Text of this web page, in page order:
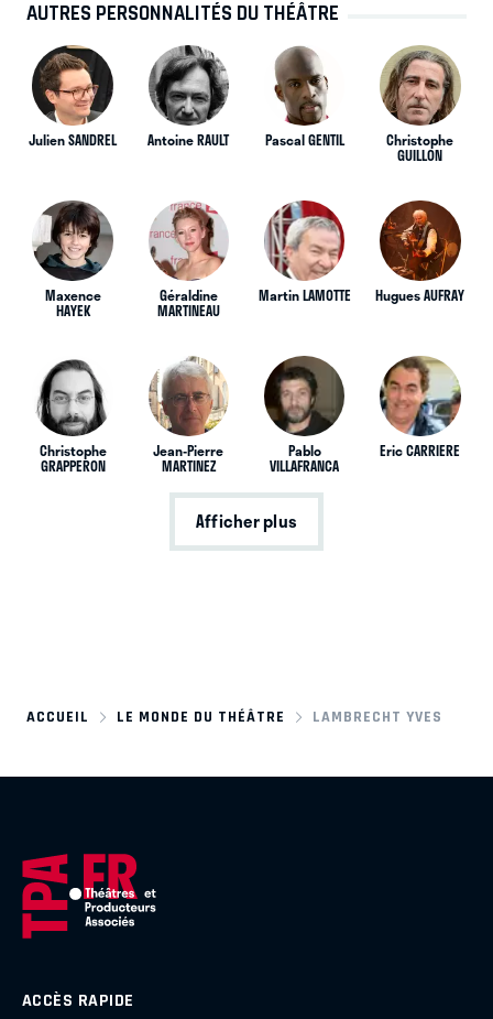
AUTRES PERSONNALITÉS DU THÉÂTRE
Julien SANDREL Antoine RAULT Pascal GENTIL Christophe
GUILLON
Maxence
HAYEK
Géraldine
MARTINEAU
Martin LAMOTTE Hugues AUFRAY
Christophe
GRAPPERON
Jean-Pierre
MARTINEZ
Pablo
VILLAFRANCA
Eric CARRIERE
Afficher plus
ACCUEIL LE MONDE DU THÉÂTRE LAMBRECHT YVES
ACCÈS RAPIDE